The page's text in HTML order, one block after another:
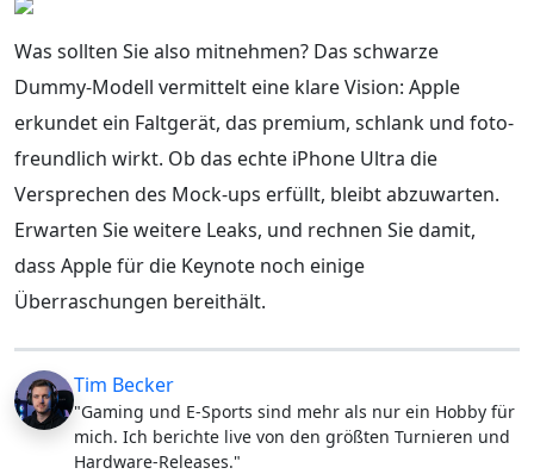
Was sollten Sie also mitnehmen? Das schwarze
Dummy-Modell vermittelt eine klare Vision: Apple
erkundet ein Faltgerät, das premium, schlank und foto-
freundlich wirkt. Ob das echte iPhone Ultra die
Versprechen des Mock-ups erfüllt, bleibt abzuwarten.
Erwarten Sie weitere Leaks, und rechnen Sie damit,
dass Apple für die Keynote noch einige
Überraschungen bereithält.
Tim Becker
"Gaming und E-Sports sind mehr als nur ein Hobby für
mich. Ich berichte live von den größten Turnieren und
Hardware-Releases."